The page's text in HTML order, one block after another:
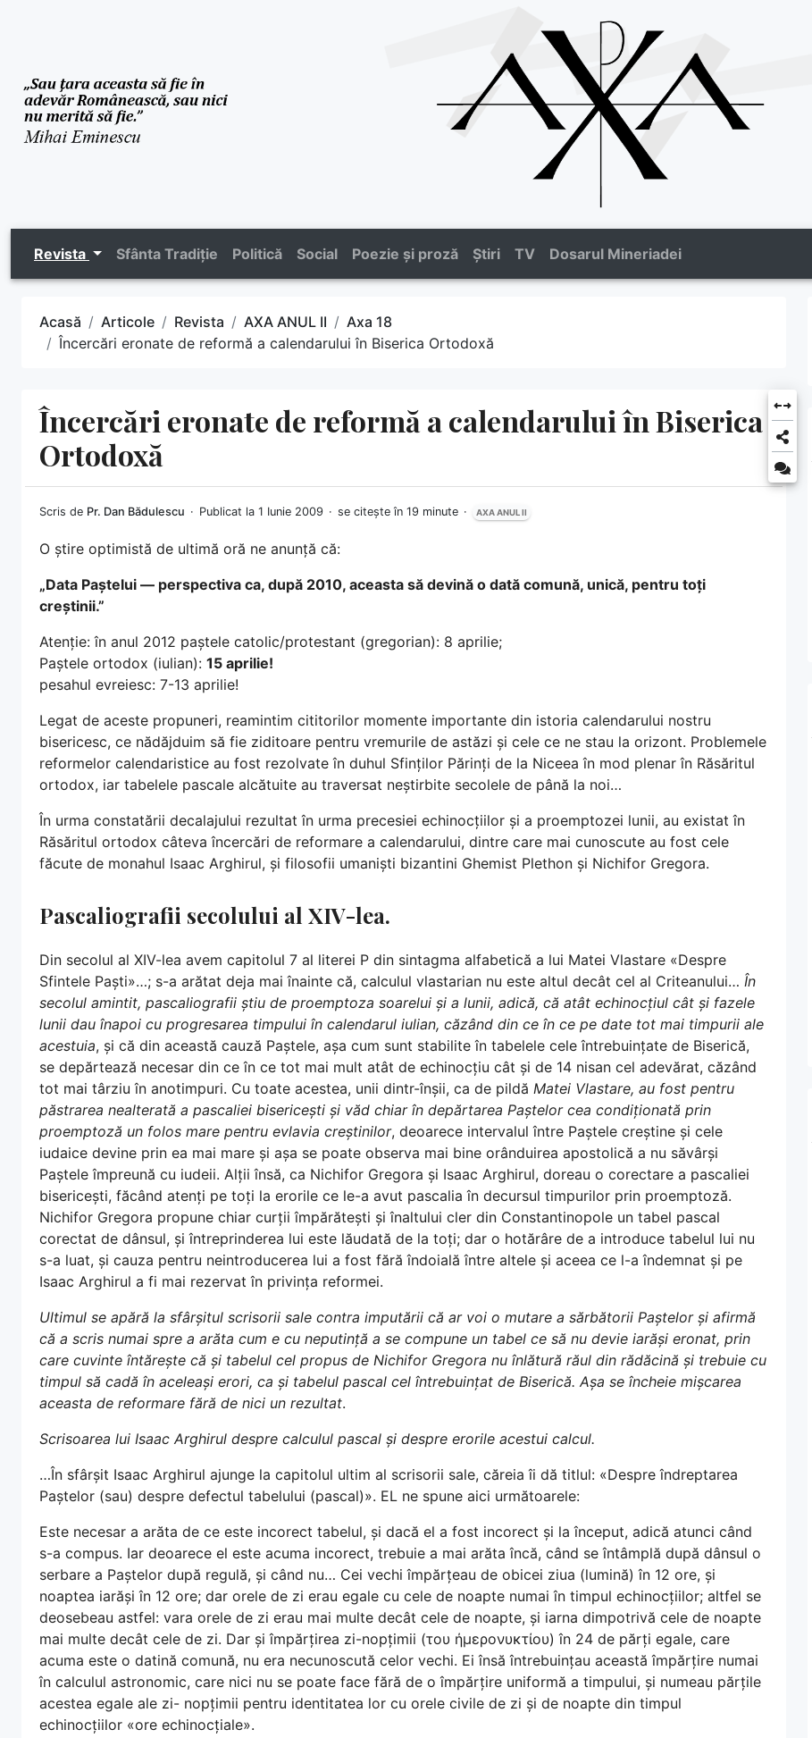
Revista Sfânta Tradiție Politică Social Poezie și proză Știri TV Dosarul Mineriadei
Acasă Articole Revista AXA ANUL II
Axa 18
Încercări eronate de reformă a calendarului în Biserica Ortodoxă
Încercări eronate de reformă a calendarului în Biserica
Ortodoxă
Scris de Pr. Dan Bădulescu Publicat la 1 Iunie 2009 se citește în 19 minute AXA ANUL II
O știre optimistă de ultimă oră ne anunță că:
„Data Paștelui — perspectiva ca, după 2010, aceasta să devină o dată comună, unică, pentru toți
creștinii.”
Atenție: în anul 2012 paștele catolic/protestant (gregorian): 8 aprilie;
Paștele ortodox (iulian): 15 aprilie!
pesahul evreiesc: 7-13 aprilie!
Legat de aceste propuneri, reamintim cititorilor momente importante din istoria calendarului nostru
bisericesc, ce nădăjduim să fie ziditoare pentru vremurile de astăzi și cele ce ne stau la orizont. Problemele
reformelor calendaristice au fost rezolvate în duhul Sfinților Părinți de la Niceea în mod plenar în Răsăritul
ortodox, iar tabelele pascale alcătuite au traversat neștirbite secolele de până la noi…
În urma constatării decalajului rezultat în urma precesiei echinocțiilor și a proemptozei lunii, au existat în
Răsăritul ortodox câteva încercări de reformare a calendarului, dintre care mai cunoscute au fost cele
făcute de monahul Isaac Arghirul, și filosofii umaniști bizantini Ghemist Plethon și Nichifor Gregora.
Pascaliografii secolului al XIV-lea.
Din secolul al XIV-lea avem capitolul 7 al literei P din sintagma alfabetică a lui Matei Vlastare «Despre
Sfintele Paști»…; s-a arătat deja mai înainte că, calculul vlastarian nu este altul decât cel al Criteanului… În
secolul amintit, pascaliografii știu de proemptoza soarelui și a lunii, adică, că atât echinocțiul cât și fazele
lunii dau înapoi cu progresarea timpului în calendarul iulian, căzând din ce în ce pe date tot mai timpurii ale
acestuia, și că din această cauză Paștele, așa cum sunt stabilite în tabelele cele întrebuințate de Biserică,
se depărtează necesar din ce în ce tot mai mult atât de echinocțiu cât și de 14 nisan cel adevărat, căzând
tot mai târziu în anotimpuri. Cu toate acestea, unii dintr-înșii, ca de pildă Matei Vlastare, au fost pentru
păstrarea nealterată a pascaliei bisericești și văd chiar în depărtarea Paștelor cea condiționată prin
proemptoză un folos mare pentru evlavia creștinilor, deoarece intervalul între Paștele creștine și cele
iudaice devine prin ea mai mare și așa se poate observa mai bine orânduirea apostolică a nu săvârși
Paștele împreună cu iudeii. Alții însă, ca Nichifor Gregora și Isaac Arghirul, doreau o corectare a pascaliei
bisericești, făcând atenți pe toți la erorile ce le-a avut pascalia în decursul timpurilor prin proemptoză.
Nichifor Gregora propune chiar curții împărătești și înaltului cler din Constantinopole un tabel pascal
corectat de dânsul, și întreprinderea lui este lăudată de la toți; dar o hotărâre de a introduce tabelul lui nu
s-a luat, și cauza pentru neintroducerea lui a fost fără îndoială între altele și aceea ce l-a îndemnat și pe
Isaac Arghirul a fi mai rezervat în privința reformei.
Ultimul se apără la sfârșitul scrisorii sale contra imputării că ar voi o mutare a sărbătorii Paștelor și afirmă
că a scris numai spre a arăta cum e cu neputință a se compune un tabel ce să nu devie iarăși eronat, prin
care cuvinte întărește că și tabelul cel propus de Nichifor Gregora nu înlătură răul din rădăcină și trebuie cu
timpul să cadă în aceleași erori, ca și tabelul pascal cel întrebuințat de Biserică. Așa se încheie mișcarea
aceasta de reformare fără de nici un rezultat.
Scrisoarea lui Isaac Arghirul despre calculul pascal și despre erorile acestui calcul.
…În sfârșit Isaac Arghirul ajunge la capitolul ultim al scrisorii sale, căreia îi dă titlul: «Despre îndreptarea
Paștelor (sau) despre defectul tabelului (pascal)». EL ne spune aici următoarele:
Este necesar a arăta de ce este incorect tabelul, și dacă el a fost incorect și la început, adică atunci când
s-a compus. Iar deoarece el este acuma incorect, trebuie a mai arăta încă, când se întâmplă după dânsul o
serbare a Paștelor după regulă, și când nu… Cei vechi împărțeau de obicei ziua (lumină) în 12 ore, și
noaptea iarăși în 12 ore; dar orele de zi erau egale cu cele de noapte numai în timpul echinocțiilor; altfel se
deosebeau astfel: vara orele de zi erau mai multe decât cele de noapte, și iarna dimpotrivă cele de noapte
mai multe decât cele de zi. Dar și împărțirea zi-nopțimii (του ήμερονυκτίου) în 24 de părți egale, care
acuma este o datină comună, nu era necunoscută celor vechi. Ei însă întrebuințau această împărțire numai
în calculul astronomic, care nici nu se poate face fără de o împărțire uniformă a timpului, și numeau părțile
acestea egale ale zi- nopțimii pentru identitatea lor cu orele civile de zi și de noapte din timpul
echinocțiilor «ore echinocțiale».